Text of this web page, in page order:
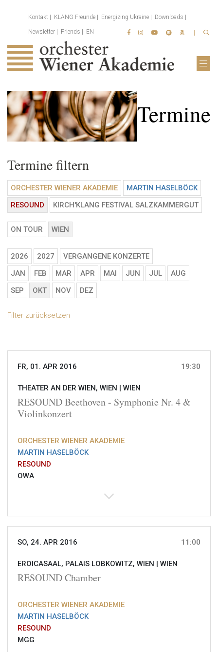
Kontakt KLANG Freunde Energizing Ukraine Downloads
Newsletter Friends EN
Termine
Termine filtern
ORCHESTER WIENER AKADEMIE
MARTIN HASELBÖCK
RESOUND
KIRCH'KLANG FESTIVAL SALZKAMMERGUT
ON TOUR WIEN
2026 2027
VERGANGENE KONZERTE
JAN
FEB MAR APR MAI JUN JUL
AUG
SEP
OKT NOV DEZ
Filter zurücksetzen
FR, 01. APR 2016 19:30
THEATER AN DER WIEN, WIEN | WIEN
RESOUND Beethoven - Symphonie Nr. 4 &
Violinkonzert
ORCHESTER WIENER AKADEMIE
MARTIN HASELBÖCK
RESOUND
OWA
SO, 24. APR 2016 11:00
EROICASAAL, PALAIS LOBKOWITZ, WIEN | WIEN
RESOUND Chamber
ORCHESTER WIENER AKADEMIE
MARTIN HASELBÖCK
RESOUND
MGG